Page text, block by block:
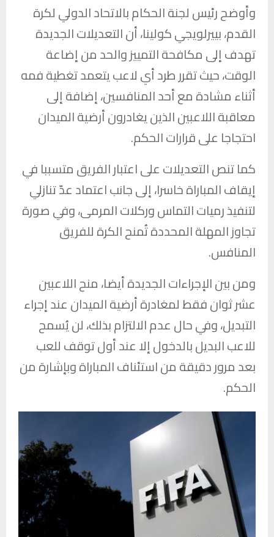
وأوضح رئيس لجنة الحكام بالاتحاد الدولي لكرة
القدم، بييرلويجي كولينا، أن التعديلات الجديدة
تهدف إلى مكافحة التمييز والحد من إضاعة
الوقت، حيث تقرر طرد أي لاعب يتعمد تغطية فمه
أثناء مشادة مع أحد المنافسين، إضافة إلى
معاقبة اللاعبين الذين يغادرون أرضية الميدان
احتجاجا على قرارات الحكم.
كما تنص التعديلات على اعتبار الفريق متسببا في
إيقاف المباراة خاسرا، إلى جانب اعتماد عدّ تنازلي
لتنفيذ رميات التماس وركلات المرمى، وفي صورة
تجاوز المهلة المحددة تُمنح الكرة للفريق
المنافس.
ومن بين الإجراءات الجديدة أيضا، منح اللاعبين
عشر ثوان فقط لمغادرة أرضية الميدان عند إجراء
التبديل، وفي حال عدم الالتزام بذلك، لن يُسمح
للاعب البديل بالدخول إلا عند أول توقف للعب
بعد مرور دقيقة من استئناف المباراة وبإشارة من
الحكم.